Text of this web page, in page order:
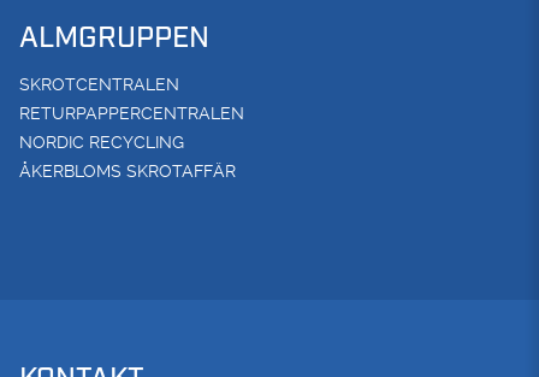
ALMGRUPPEN
SKROTCENTRALEN
RETURPAPPERCENTRALEN
NORDIC RECYCLING
ÅKERBLOMS SKROTAFFÄR